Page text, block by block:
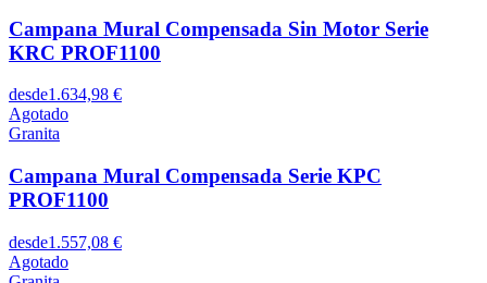
Campana Mural Compensada Sin Motor Serie
KRC PROF1100
desde1.634,98 €
Agotado
Granita
Campana Mural Compensada Serie KPC
PROF1100
desde1.557,08 €
Agotado